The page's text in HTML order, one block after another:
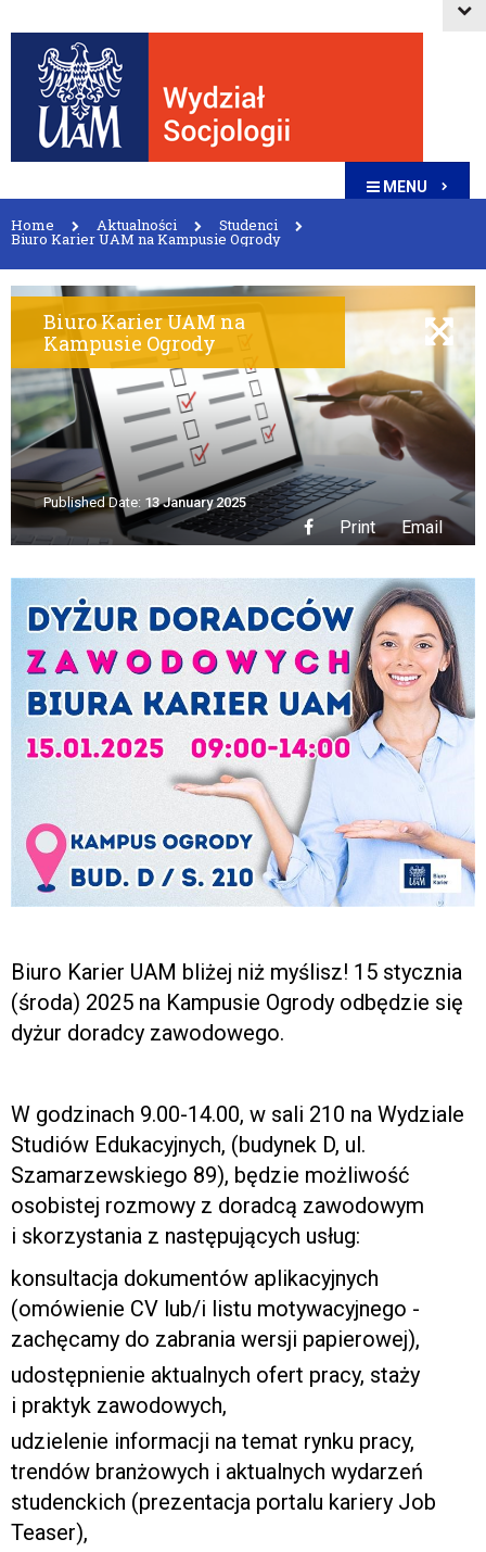
MENU
Home Aktualności Studenci
Biuro Karier UAM na Kampusie Ogrody
Biuro Karier UAM na
Kampusie Ogrody
Print Email
Published Date: 13 January 2025
Biuro Karier UAM bliżej niż myślisz! 15 stycznia
(środa) 2025 na Kampusie Ogrody odbędzie się
dyżur doradcy zawodowego.
W godzinach 9.00-14.00, w sali 210 na Wydziale
Studiów Edukacyjnych, (budynek D, ul.
Szamarzewskiego 89), będzie możliwość
osobistej rozmowy z doradcą zawodowym
i skorzystania z następujących usług:
konsultacja dokumentów aplikacyjnych
(omówienie CV lub/i listu motywacyjnego -
zachęcamy do zabrania wersji papierowej),
udostępnienie aktualnych ofert pracy, staży
i praktyk zawodowych,
udzielenie informacji na temat rynku pracy,
trendów branżowych i aktualnych wydarzeń
studenckich (prezentacja portalu kariery Job
Teaser),